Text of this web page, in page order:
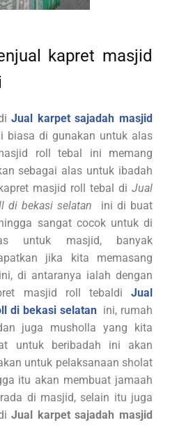
kapret masjid
Jual karpet sajadah masjid
biasa di gunakan untuk alas
roll tebal ini memang
sebagai alas untuk ibadah
masjid roll tebal di Jual
di bekasi selatan
ini di buat
sangat cocok untuk di
untuk masjid, banyak
jika kita memasang
di antaranya ialah dengan
masjid roll tebaldi Jual
di bekasi selatan ini, rumah
juga musholla yang kita
untuk beribadah ini akan
untuk pelaksanaan sholat
itu akan membuat jamaah
di masjid, selain itu juga
Jual karpet sajadah masjid